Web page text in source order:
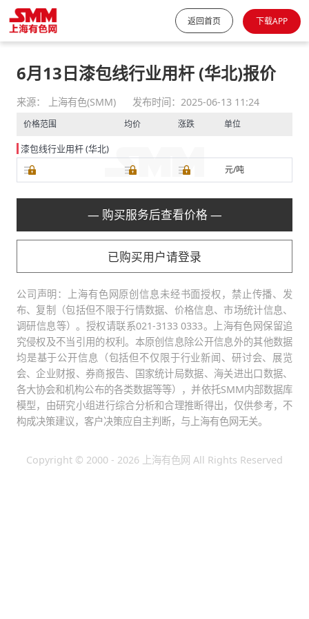
返回首页 下载APP
6月13日漆包线行业用杆 (华北)报价
来源： 上海有色(SMM) 发布时间：2025-06-13 11:24
价格范围 均价 涨跌 单位
漆包线行业用杆 (华北)
元/吨
— 购买服务后查看价格 —
已购买用户请登录
公司声明：上海有色网原创信息未经书面授权，禁止传播、发
布、复制（包括但不限于行情数据、价格信息、市场统计信息、
调研信息等）。授权请联系021-3133 0333。上海有色网保留追
究侵权及不当引用的权利。本原创信息除公开信息外的其他数据
均是基于公开信息（包括但不仅限于行业新闻、研讨会、展览
会、企业财报、券商报告、国家统计局数据、海关进出口数据、
各大协会和机构公布的各类数据等等），并依托SMM内部数据库
模型，由研究小组进行综合分析和合理推断得出，仅供参考，不
构成决策建议，客户决策应自主判断，与上海有色网无关。
Copyright © 2000 - 2026 上海有色网 All Rights Reserved